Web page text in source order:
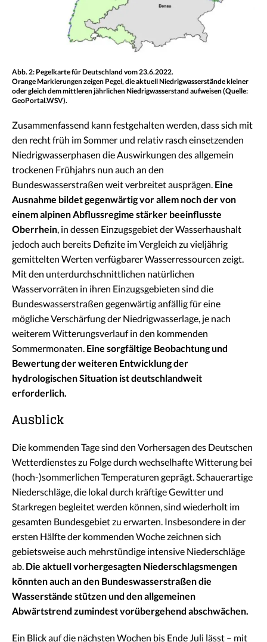
Abb. 2: Pegelkarte für Deutschland vom 23.6.2022.
Orange Markierungen zeigen Pegel, die aktuell Niedrigwasserstände kleiner
oder gleich dem mittleren jährlichen Niedrigwasserstand aufweisen (Quelle:
GeoPortal.WSV).
Zusammenfassend kann festgehalten werden, dass sich mit
den recht früh im Sommer und relativ rasch einsetzenden
Niedrigwasserphasen die Auswirkungen des allgemein
trockenen Frühjahrs nun auch an den
Bundeswasserstraßen weit verbreitet ausprägen. Eine
Ausnahme bildet gegenwärtig vor allem noch der von
einem alpinen Abflussregime stärker beeinflusste
Oberrhein, in dessen Einzugsgebiet der Wasserhaushalt
jedoch auch bereits Defizite im Vergleich zu vieljährig
gemittelten Werten verfügbarer Wasserressourcen zeigt.
Mit den unterdurchschnittlichen natürlichen
Wasservorräten in ihren Einzugsgebieten sind die
Bundeswasserstraßen gegenwärtig anfällig für eine
mögliche Verschärfung der Niedrigwasserlage, je nach
weiterem Witterungsverlauf in den kommenden
Sommermonaten. Eine sorgfältige Beobachtung und
Bewertung der weiteren Entwicklung der
hydrologischen Situation ist deutschlandweit
erforderlich.
Ausblick
Die kommenden Tage sind den Vorhersagen des Deutschen
Wetterdienstes zu Folge durch wechselhafte Witterung bei
(hoch-)sommerlichen Temperaturen geprägt. Schauerartige
Niederschläge, die lokal durch kräftige Gewitter und
Starkregen begleitet werden können, sind wiederholt im
gesamten Bundesgebiet zu erwarten. Insbesondere in der
ersten Hälfte der kommenden Woche zeichnen sich
gebietsweise auch mehrstündige intensive Niederschläge
ab. Die aktuell vorhergesagten Niederschlagsmengen
könnten auch an den Bundeswasserstraßen die
Wasserstände stützen und den allgemeinen
Abwärtstrend zumindest vorübergehend abschwächen.
Ein Blick auf die nächsten Wochen bis Ende Juli lässt – mit